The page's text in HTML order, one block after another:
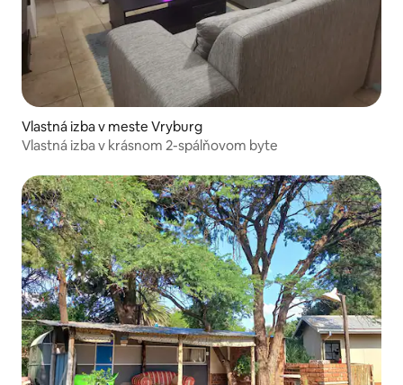
Vlastná izba v meste Vryburg
Vlastná izba v krásnom 2-spálňovom byte